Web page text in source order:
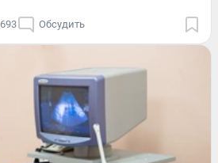
693 Обсудить